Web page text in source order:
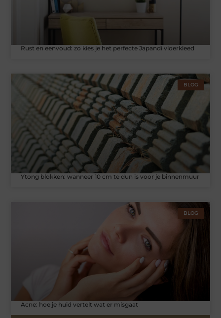
Rust en eenvoud: zo kies je het perfecte Japandi vloerkleed
BLOG
Ytong blokken: wanneer 10 cm te dun is voor je binnenmuur
BLOG
Acne: hoe je huid vertelt wat er misgaat